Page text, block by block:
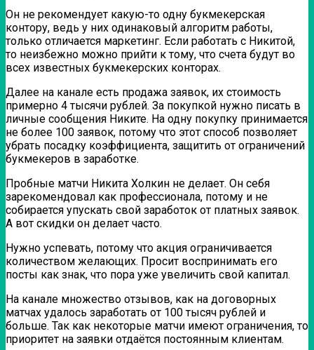
Он не рекомендует какую-то одну букмекерская
контору, ведь у них одинаковый алгоритм работы,
только отличается маркетинг. Если работать с Никитой,
то неизбежно можно прийти к тому, что счета будут во
всех известных букмекерских конторах.
Далее на канале есть продажа заявок, их стоимость
примерно 4 тысячи рублей. За покупкой нужно писать в
личные сообщения Никите. На одну покупку принимается
не более 100 заявок, потому что этот способ позволяет
убрать посадку коэффициента, защитить от ограничений
букмекеров в заработке.
Пробные матчи Никита Холкин не делает. Он себя
зарекомендовал как профессионала, потому и не
собирается упускать свой заработок от платных заявок.
А вот скидки он делает часто.
Нужно успевать, потому что акция ограничивается
количеством желающих. Просит воспринимать его
посты как знак, что пора уже увеличить свой капитал.
На канале множество отзывов, как на договорных
матчах удалось заработать от 100 тысяч рублей и
больше. Так как некоторые матчи имеют ограничения, то
приоритет на заявки отдаётся постоянным клиентам.